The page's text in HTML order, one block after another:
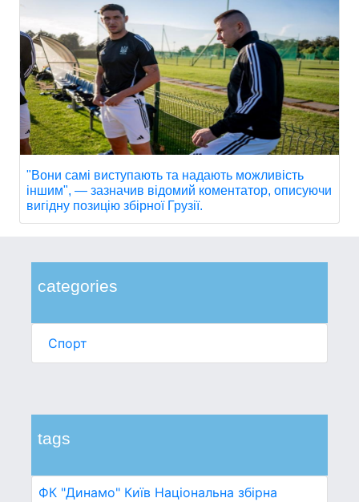
categories
Спорт
tags
ФК "Динамо" Київ Національна збірна
"Вони самі виступають та надають можливість
іншим", — зазначив відомий коментатор, описуючи
вигідну позицію збірної Грузії.